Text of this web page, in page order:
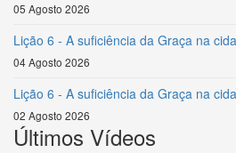
05 Agosto 2026
Lição 6 - A suficiência da Graça na
04 Agosto 2026
Lição 6 - A suficiência da Graça na
02 Agosto 2026
Últimos Vídeos